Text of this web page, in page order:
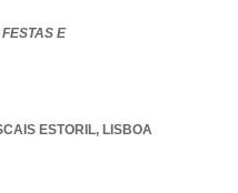
E
ESTORIL, LISBOA